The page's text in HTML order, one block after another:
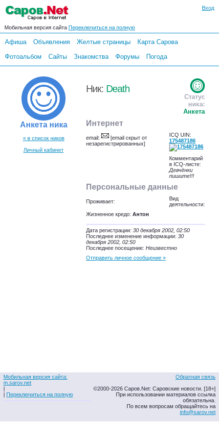
Вход
Мобильная версия сайта Переключиться на полную
Афиша Объявления Желтые страницы
Карта Сарова
Фотоальбом
Сайты Знакомства Форумы Погода
Анкета ника
« в список ников
Личный кабинет
Ник: Death
Статус
ника:
Анкета
Интернет
email:
[email скрыт от
незарегистрированных]
ICQ UIN:
175487186
Комментарий
в ICQ-листе:
Девчёнки
пишите!!!
Персональные данные
Проживает:
Вид
деятельности:
Жизненное кредо: Антон
Дата регистрации: 30 декабря 2002, 02:50
Последнее изменение информации: 30
декабря 2002, 02:50
Последнее посещение: Неизвестно
Отправить личное сообщение »
Мобильная версия сайта:
m.sarov.net
|
| Переключиться на полную
Обратная связь
©2000-2026 Саров.Net: Саровские новости. [18+]
При использовании материалов ссылка
обязательна.
По всем вопросам обращайтесь на
info@sarov.net